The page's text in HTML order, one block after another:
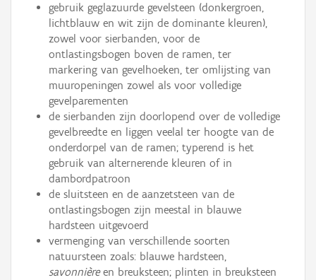
gebruik geglazuurde gevelsteen (donkergroen,
lichtblauw en wit zijn de dominante kleuren),
zowel voor sierbanden, voor de
ontlastingsbogen boven de ramen, ter
markering van gevelhoeken, ter omlijsting van
muuropeningen zowel als voor volledige
gevelparementen
de sierbanden zijn doorlopend over de volledige
gevelbreedte en liggen veelal ter hoogte van de
onderdorpel van de ramen; typerend is het
gebruik van alternerende kleuren of in
dambordpatroon
de sluitsteen en de aanzetsteen van de
ontlastingsbogen zijn meestal in blauwe
hardsteen uitgevoerd
vermenging van verschillende soorten
natuursteen zoals: blauwe hardsteen,
savonnièreen breuksteen; plinten in breuksteen